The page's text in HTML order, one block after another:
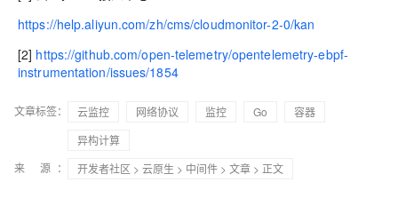
https://help.aliyun.com/zh/cms/cloudmonitor-2-0/kan
[2] https://github.com/open-telemetry/opentelemetry-ebpf-
instrumentation/issues/1854
文章标签： 云监控 网络协议 监控 Go
容器
异构计算
来 源：
开发者社区 > 云原生 > 中间件 > 文章 > 正文